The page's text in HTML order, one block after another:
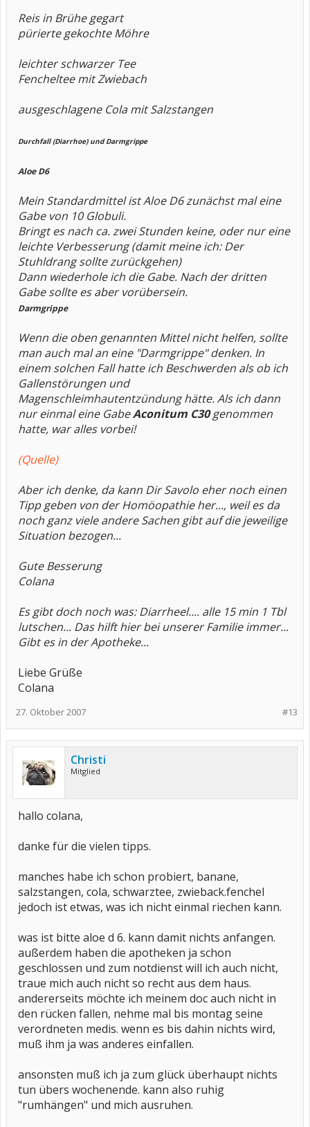
Reis in Brühe gegart
pürierte gekochte Möhre
leichter schwarzer Tee
Fencheltee mit Zwiebach
ausgeschlagene Cola mit Salzstangen
Durchfall (Diarrhoe) und Darmgrippe
Aloe D6
Mein Standardmittel ist Aloe D6 zunächst mal eine
Gabe von 10 Globuli.
Bringt es nach ca. zwei Stunden keine, oder nur eine
leichte Verbesserung (damit meine ich: Der
Stuhldrang sollte zurückgehen)
Dann wiederhole ich die Gabe. Nach der dritten
Gabe sollte es aber vorübersein.
Darmgrippe
Wenn die oben genannten Mittel nicht helfen, sollte
man auch mal an eine "Darmgrippe" denken. In
einem solchen Fall hatte ich Beschwerden als ob ich
Gallenstörungen und
Magenschleimhautentzündung hätte. Als ich dann
nur einmal eine GabeAconitum C30genommen
hatte, war alles vorbei!
(Quelle)
Aber ich denke, da kann Dir Savolo eher noch einen
Tipp geben von der Homöopathie her..., weil es da
noch ganz viele andere Sachen gibt auf die jeweilige
Situation bezogen...
Gute Besserung
Colana
Es gibt doch noch was: Diarrheel.... alle 15 min 1 Tbl
lutschen... Das hilft hier bei unserer Familie immer...
Gibt es in der Apotheke...
Liebe Grüße
Colana
#13
27. Oktober 2007
Christi
Mitglied
hallo colana,
danke für die vielen tipps.
manches habe ich schon probiert, banane,
salzstangen, cola, schwarztee, zwieback.fenchel
jedoch ist etwas, was ich nicht einmal riechen kann.
was ist bitte aloe d 6. kann damit nichts anfangen.
außerdem haben die apotheken ja schon
geschlossen und zum notdienst will ich auch nicht,
traue mich auch nicht so recht aus dem haus.
andererseits möchte ich meinem doc auch nicht in
den rücken fallen, nehme mal bis montag seine
verordneten medis. wenn es bis dahin nichts wird,
muß ihm ja was anderes einfallen.
ansonsten muß ich ja zum glück überhaupt nichts
tun übers wochenende. kann also ruhig
"rumhängen" und mich ausruhen.